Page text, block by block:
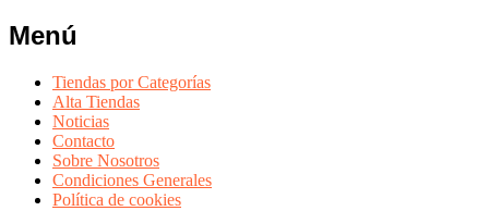
Menú
Tiendas por Categorías
Alta Tiendas
Noticias
Contacto
Sobre Nosotros
Condiciones Generales
Política de cookies